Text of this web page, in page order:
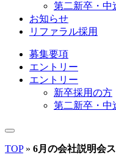
第二新卒・中
お知らせ
リファラル採用
募集要項
エントリー
エントリー
新卒採用の方
第二新卒・中
TOP» 6月の会社説明会